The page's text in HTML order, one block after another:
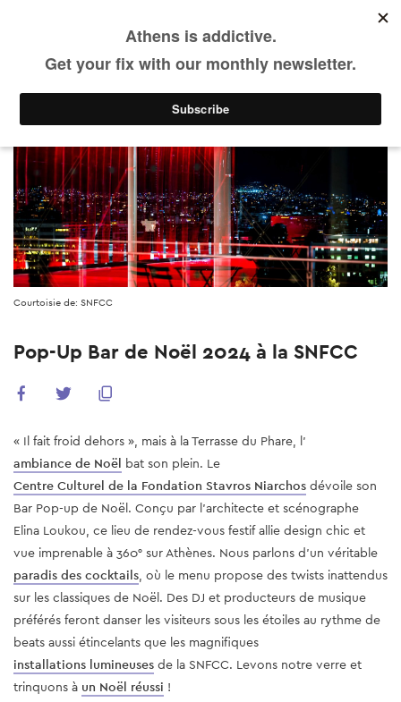
Courtoisie de: SNFCC
Pop-Up Bar de Noël 2024 à la SNFCC
« Il fait froid dehors », mais à la Terrasse du Phare, l’
ambiance de Noël bat son plein. Le
Centre Culturel de la Fondation Stavros Niarchos dévoile son
Bar Pop-up de Noël. Conçu par l’architecte et scénographe
Elina Loukou, ce lieu de rendez-vous festif allie design chic et
vue imprenable à 360° sur Athènes. Nous parlons d’un véritable
paradis des cocktails, où le menu propose des twists inattendus
sur les classiques de Noël. Des DJ et producteurs de musique
préférés feront danser les visiteurs sous les étoiles au rythme de
beats aussi étincelants que les magnifiques
installations lumineuses de la SNFCC. Levons notre verre et
trinquons à un Noël réussi !